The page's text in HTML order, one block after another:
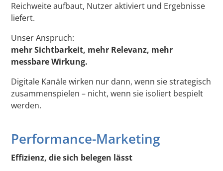
Reichweite aufbaut, Nutzer aktiviert und Ergebnisse
liefert.
Unser Anspruch:
mehr Sichtbarkeit, mehr Relevanz, mehr
messbare Wirkung.
Digitale Kanäle wirken nur dann, wenn sie strategisch
zusammenspielen – nicht, wenn sie isoliert bespielt
werden.
Performance-Marketing
Effizienz, die sich belegen lässt